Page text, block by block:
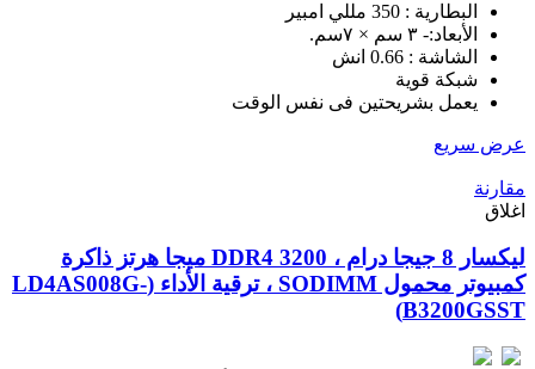
البطارية : 350 مللي امبير
الأبعاد:- ٣ سم × ٧سم.
الشاشة : 0.66 انش
شبكة قوية
يعمل بشريحتين فى نفس الوقت
عرض سريع
مقارنة
اغلاق
ليكسار 8 جيجا درام ، DDR4 3200 ميجا هرتز ذاكرة
كمبيوتر محمول SODIMM ، ترقية الأداء (LD4AS008G-
B3200GSST)